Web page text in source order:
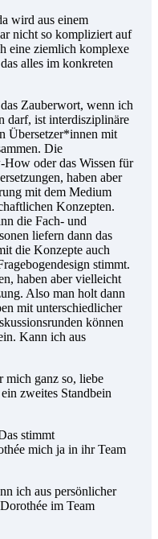
wird aus einem
nicht so kompliziert auf
eine ziemlich komplexe
alles im konkreten
Zauberwort, wenn ich
darf, ist interdisziplinäre
Übersetzer*innen mit
Die
oder das Wissen für
haben aber
mit dem Medium
Konzepten.
die Fach- und
liefern dann das
die Konzepte auch
stimmt.
haben aber vielleicht
Also man holt dann
mit unterschiedlicher
können
Kann ich aus
mich ganz so, liebe
zweites Standbein
stimmt
mich ja in ihr Team
ich aus persönlicher
im Team